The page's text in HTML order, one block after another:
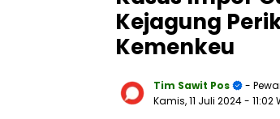
Kejagung
Kemenkeu
Tim Sawit Pos
-
Kamis, 11 Juli 2024- 11:02